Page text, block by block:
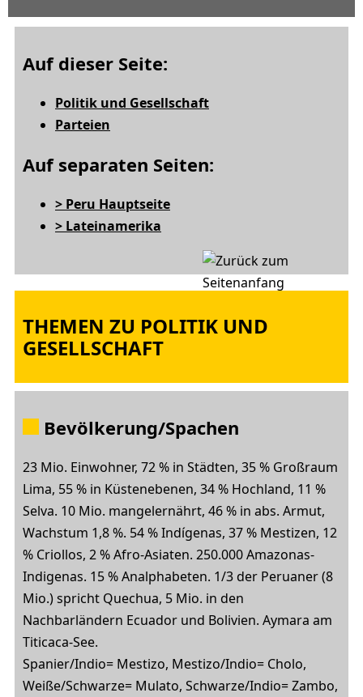
Auf dieser Seite:
Politik und Gesellschaft
Parteien
Auf separaten Seiten:
> Peru Hauptseite
> Lateinamerika
THEMEN ZU POLITIK UND
GESELLSCHAFT
Bevölkerung/Spachen
23 Mio. Einwohner, 72 % in Städten, 35 % Großraum
Lima, 55 % in Küstenebenen, 34 % Hochland, 11 %
Selva. 10 Mio. mangelernährt, 46 % in abs. Armut,
Wachstum 1,8 %. 54 % Indígenas, 37 % Mestizen, 12
% Criollos, 2 % Afro-Asiaten. 250.000 Amazonas-
Indigenas. 15 % Analphabeten. 1/3 der Peruaner (8
Mio.) spricht Quechua, 5 Mio. in den
Nachbarländern Ecuador und Bolivien. Aymara am
Titicaca-See.
Spanier/Indio= Mestizo, Mestizo/Indio= Cholo,
Weiße/Schwarze= Mulato, Schwarze/Indio= Zambo,